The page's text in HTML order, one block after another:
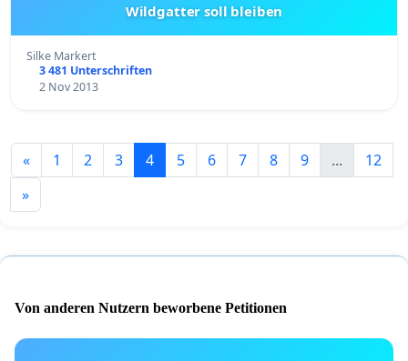
Wildgatter soll bleiben
Silke Markert
3 481 Unterschriften
2 Nov 2013
« 1 2 3 4 5 6 7 8 9 ...
12
»
Von anderen Nutzern beworbene Petitionen